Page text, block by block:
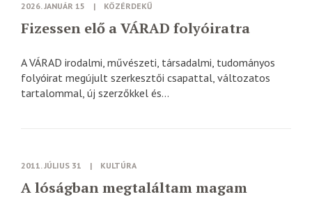
2026. JANUÁR 15 | KÖZÉRDEKŰ
Fizessen elő a VÁRAD folyóiratra
A VÁRAD irodalmi, művészeti, társadalmi, tudományos
folyóirat megújult szerkesztői csapattal, változatos
tartalommal, új szerzőkkel és...
2011. JÚLIUS 31 | KULTÚRA
A lóságban megtaláltam magam